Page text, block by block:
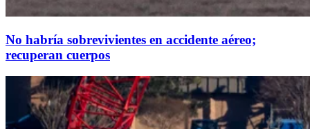
No habría sobrevivientes en accidente aéreo;
recuperan cuerpos